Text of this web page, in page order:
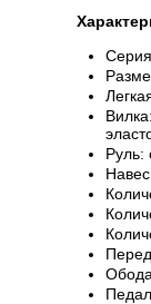
Руль: